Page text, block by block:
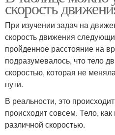
скорость
При изучении задач на
скорость движения
пройденное расстояние на
подразумевалось, что тело
скоростью, которая не
пути.
В реальности, это
происходит совсем. Тело,
различной скоростью.